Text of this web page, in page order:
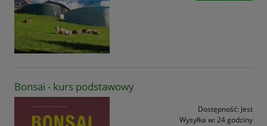
Bonsai - kurs podstawowy
Dostępność: Jest
Wysyłka w: 24 godziny